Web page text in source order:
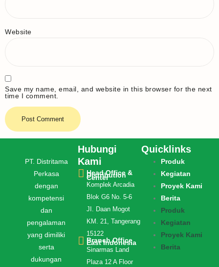
Website
Save my name, email, and website in this browser for the next
time I comment.
PT. Distritama
Perkasa
dengan
kompetensi
dan
pengalaman
yang dimiliki
serta
dukungan
Hubungi
Kami
Head Office &
Distribution
Center
Komplek Arcadia
Blok G6 No. 5-6
JI. Daan Mogot
KM. 21, Tangerang
15122
Branch Office
East Indonesia
Sinarmas Land
Plaza 12 A Floor
Quicklinks
Produk
Kegiatan
Proyek Kami
Berita
Produk
Kegiatan
Proyek Kami
Berita